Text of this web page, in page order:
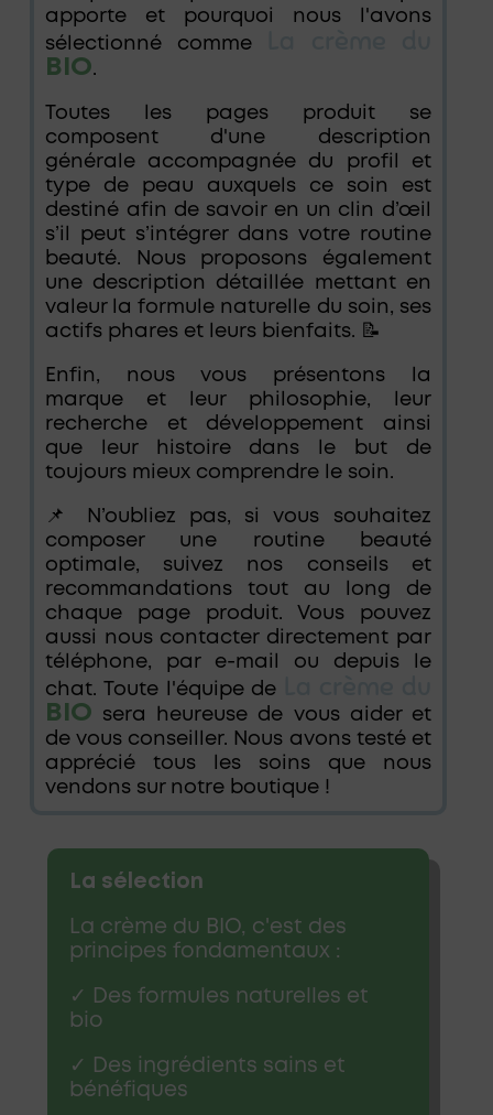
apporte et pourquoi nous l'avons
sélectionné comme
BIO.
Toutes les pages produit se
composent d'une description
générale accompagnée du profil et
type de peau auxquels ce soin est
destiné afin de savoir en un clin d’œil
s’il peut s’intégrer dans votre routine
beauté. Nous proposons également
une description détaillée mettant en
valeur la formule naturelle du soin, ses
actifs phares et leurs bienfaits. 📝
Enfin, nous vous présentons la
marque et leur philosophie, leur
recherche et développement ainsi
que leur histoire dans le but de
toujours mieux comprendre le soin.
📌 N’oubliez pas, si vous souhaitez
composer une routine beauté
optimale, suivez nos conseils et
recommandations tout au long de
chaque page produit. Vous pouvez
aussi nous contacter directement par
téléphone, par e-mail ou depuis le
chat. Toute l'équipe de
BIO sera heureuse de vous aider et
de vous conseiller. Nous avons testé et
apprécié tous les soins que nous
vendons sur notre boutique !
La sélection
La crème du BIO, c'est des
principes fondamentaux :
✓ Des formules naturelles et
bio
✓ Des ingrédients sains et
bénéfiques